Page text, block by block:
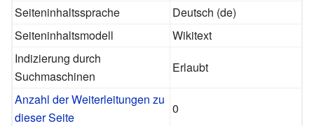
Seiteninhaltssprache
Deutsch (de)
Seiteninhaltsmodell
Wikitext
Indizierung durch
Suchmaschinen
Erlaubt
Anzahl der Weiterleitungen zu
dieser Seite
0